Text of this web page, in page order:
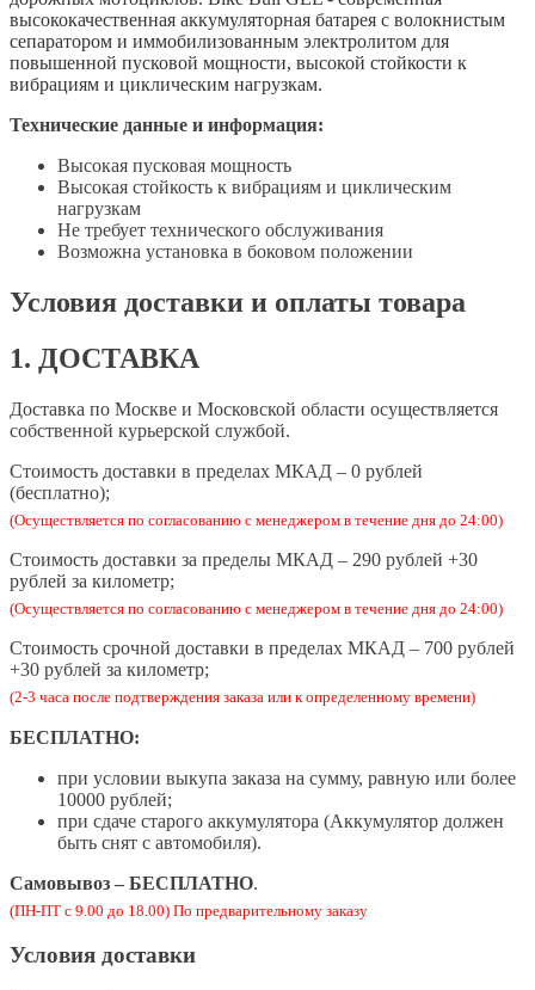
высококачественная аккумуляторная батарея с волокнистым
сепаратором и иммобилизованным электролитом для
повышенной пусковой мощности, высокой стойкости к
вибрациям и циклическим нагрузкам.
Технические данные и информация:
Высокая пусковая мощность
Высокая стойкость к вибрациям и циклическим
нагрузкам
Не требует технического обслуживания
Возможна установка в боковом положении
Условия доставки и оплаты товара
1. ДОСТАВКА
Доставка по Москве и Московской области осуществляется
собственной курьерской службой.
Стоимость доставки в пределах МКАД – 0 рублей
(бесплатно);
(Осуществляется по согласованию с менеджером в течение дня до 24:00)
Стоимость доставки за пределы МКАД­­­ – 290 рублей +30
рублей за километр;
(Осуществляется по согласованию с менеджером в течение дня до 24:00)
Стоимость срочной доставки в пределах МКАД – 700 рублей
+30 рублей за километр;
(2-3 часа после подтверждения заказа или к определенному времени)
БЕСПЛАТНО:
при условии выкупа заказа на сумму, равную или более
10000 рублей;
при сдаче старого аккумулятора (Аккумулятор должен
быть снят с автомобиля).
Самовывоз – БЕСПЛАТНО.
(ПН-ПТ с 9.00 до 18.00) По предварительному заказу
Условия доставки